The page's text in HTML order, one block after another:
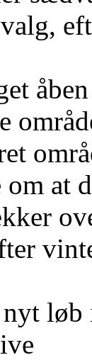
at
løb